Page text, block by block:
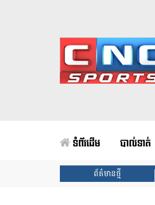
ទំព័រដើម បាល់ទាត់
ព័ត៌មានថ្មី